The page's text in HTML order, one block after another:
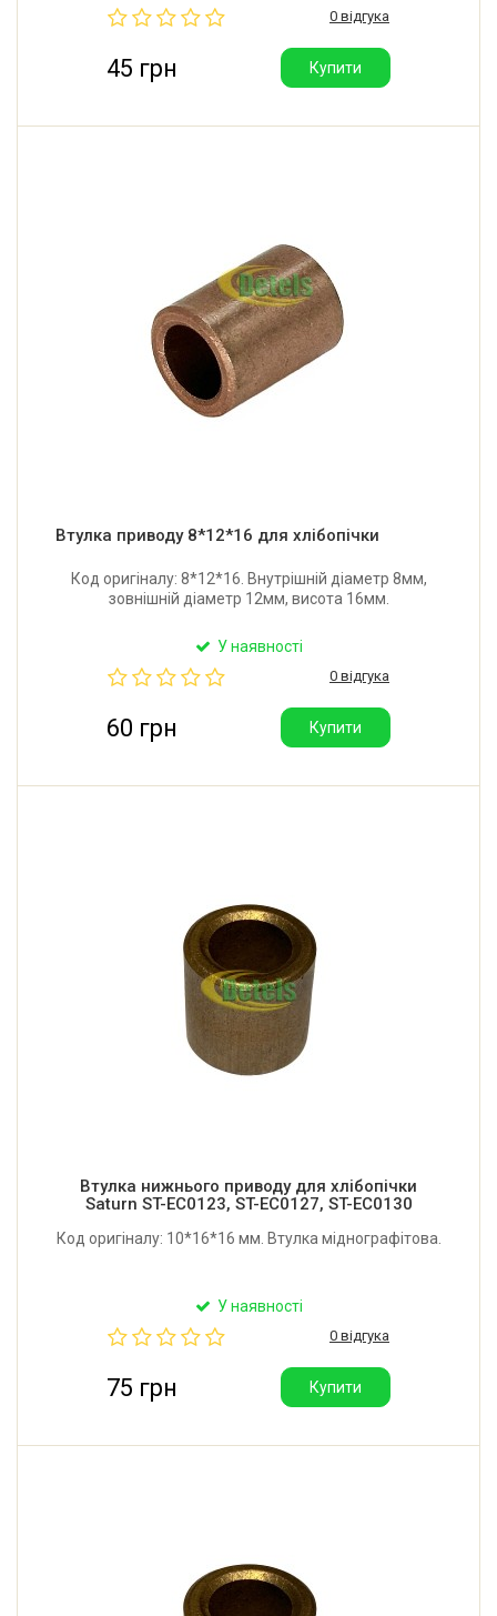
0 відгука
45 грн Купити
Втулка приводу 8*12*16 для хлібопічки
Код оригіналу: 8*12*16. Внутрішній діаметр 8мм,
зовнішній діаметр 12мм, висота 16мм.
У наявності
0 відгука
60 грн Купити
Втулка нижнього приводу для хлібопічки
Saturn ST-EC0123, ST-EC0127, ST-EC0130
Код оригіналу: 10*16*16 мм. Втулка міднографітова.
У наявності
0 відгука
75 грн Купити